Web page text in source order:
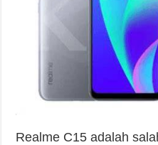
Realme C15 adalah